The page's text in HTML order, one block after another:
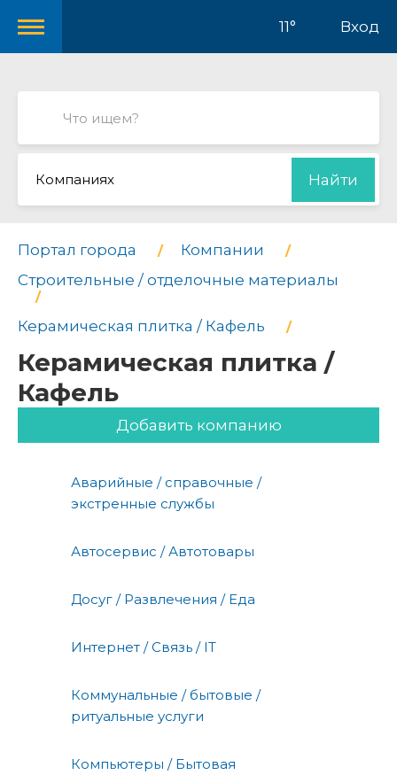
11° Вход
Компаниях Найти
Портал города
Компании
Строительные / отделочные материалы
Керамическая плитка / Кафель
Керамическая плитка /
Кафель
Добавить компанию
Аварийные / справочные /
экстренные службы
Автосервис / Автотовары
Досуг / Развлечения / Еда
Интернет / Связь / IT
Коммунальные / бытовые /
ритуальные услуги
Компьютеры / Бытовая